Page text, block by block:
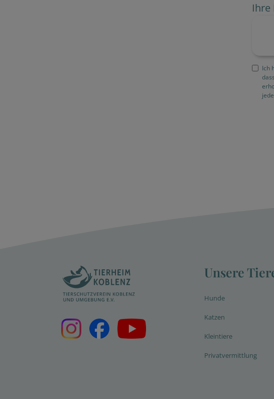
Ihre
Ich
Unsere
Hunde
Katzen
Kleintiere
Privatvermittlung